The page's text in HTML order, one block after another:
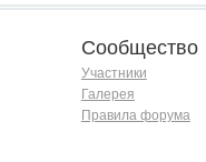
Сообщество
Участники
Галерея
Правила форума